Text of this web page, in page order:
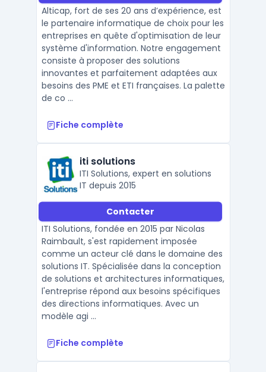
Alticap, fort de ses 20 ans d’expérience, est
le partenaire informatique de choix pour les
entreprises en quête d'optimisation de leur
système d'information. Notre engagement
consiste à proposer des solutions
innovantes et parfaitement adaptées aux
besoins des PME et ETI françaises. La palette
de co ...
Fiche complète
iti solutions
ITI Solutions, expert en solutions
IT depuis 2015
Contacter
ITI Solutions, fondée en 2015 par Nicolas
Raimbault, s'est rapidement imposée
comme un acteur clé dans le domaine des
solutions IT. Spécialisée dans la conception
de solutions et architectures informatiques,
l'entreprise répond aux besoins spécifiques
des directions informatiques. Avec un
modèle agi ...
Fiche complète